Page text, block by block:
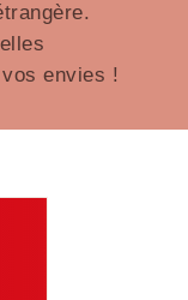
envies !